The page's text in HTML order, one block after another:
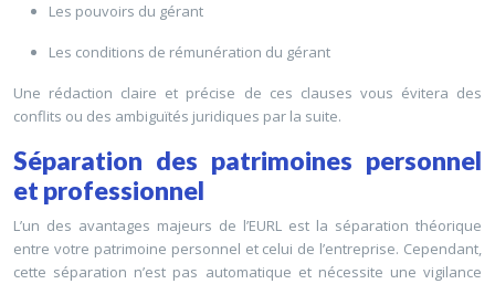
Les pouvoirs du gérant
Les conditions de rémunération du gérant
Une rédaction claire et précise de ces clauses vous évitera des
conflits ou des ambiguïtés juridiques par la suite.
Séparation des patrimoines personnel
et professionnel
L’un des avantages majeurs de l’EURL est la séparation théorique
entre votre patrimoine personnel et celui de l’entreprise. Cependant,
cette séparation n’est pas automatique et nécessite une vigilance